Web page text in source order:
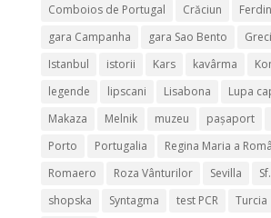
Comboios de Portugal
Crăciun
gara Campanha
gara Sao Bento
Istanbul
istorii Kars kavârma
legende
lipscani Lisabona
Lupa
Makaza
Melnik muzeu pașaport
Porto
Portugalia Regina Maria a
Romaero
Roza Vânturilor Sevilla
shopska
Syntagma test PCR Turcia